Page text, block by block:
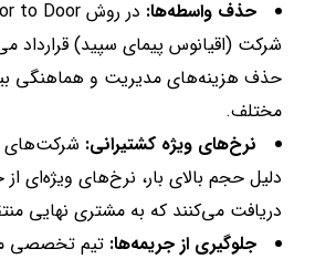
حذف واسطه‌ها:
شرکت (اقیانوس پیمای سپید) قرارداد
حذف هزینه‌های مدیریت و هماهنگی
مختلف.
نرخ‌های ویژه کشتیرانی: شرکت‌های
دلیل حجم بالای بار، نرخ‌های ویژه‌ای
دریافت می‌کنند که به مشتری نهایی
جلوگیری از جریمه‌ها: تیم تخصصی